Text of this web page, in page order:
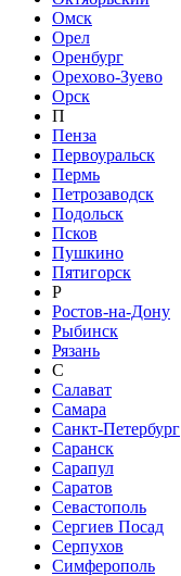
Омск
Орел
Оренбург
Орехово-Зуево
Орск
П
Пенза
Первоуральск
Пермь
Петрозаводск
Подольск
Псков
Пушкино
Пятигорск
Р
Ростов-на-Дону
Рыбинск
Рязань
С
Салават
Самара
Санкт-Петербург
Саранск
Сарапул
Саратов
Севастополь
Сергиев Посад
Серпухов
Симферополь